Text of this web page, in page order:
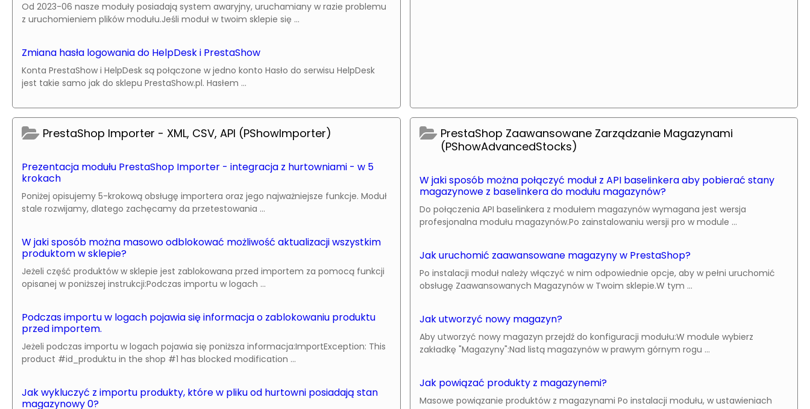
Od 2023-06 nasze moduły posiadają system awaryjny, uruchamiany w razie problemu
z uruchomieniem plików modułu.Jeśli moduł w twoim sklepie się ...
Zmiana hasła logowania do HelpDesk i PrestaShow
Konta PrestaShow i HelpDesk są połączone w jedno konto Hasło do serwisu HelpDesk
jest takie samo jak do sklepu PrestaShow.pl. Hasłem ...
PrestaShop Importer - XML, CSV, API (PShowImporter)
Prezentacja modułu PrestaShop Importer - integracja z hurtowniami - w 5
krokach
Poniżej opisujemy 5-krokową obsługę importera oraz jego najważniejsze funkcje. Moduł
stale rozwijamy, dlatego zachęcamy da przetestowania ...
W jaki sposób można masowo odblokować możliwość aktualizacji wszystkim
produktom w sklepie?
Jeżeli część produktów w sklepie jest zablokowana przed importem za pomocą funkcji
opisanej w poniższej instrukcji:Podczas importu w logach ...
Podczas importu w logach pojawia się informacja o zablokowaniu produktu
przed importem.
Jeżeli podczas importu w logach pojawia się poniższa informacja:ImportException: This
product #id_produktu in the shop #1 has blocked modification ...
Jak wykluczyć z importu produkty, które w pliku od hurtowni posiadają stan
magazynowy 0?
PrestaShop Zaawansowane Zarządzanie Magazynami
(PShowAdvancedStocks)
W jaki sposób można połączyć moduł z API baselinkera aby pobierać stany
magazynowe z baselinkera do modułu magazynów?
Do połączenia API baselinkera z modułem magazynów wymagana jest wersja
profesjonalna modułu magazynów.Po zainstalowaniu wersji pro w module ...
Jak uruchomić zaawansowane magazyny w PrestaShop?
Po instalacji moduł należy włączyć w nim odpowiednie opcje, aby w pełni uruchomić
obsługę Zaawansowanych Magazynów w Twoim sklepie.W tym ...
Jak utworzyć nowy magazyn?
Aby utworzyć nowy magazyn przejdź do konfiguracji modułu:W module wybierz
zakładkę "Magazyny":Nad listą magazynów w prawym górnym rogu ...
Jak powiązać produkty z magazynemi?
Masowe powiązanie produktów z magazynami Po instalacji modułu, w ustawieniach